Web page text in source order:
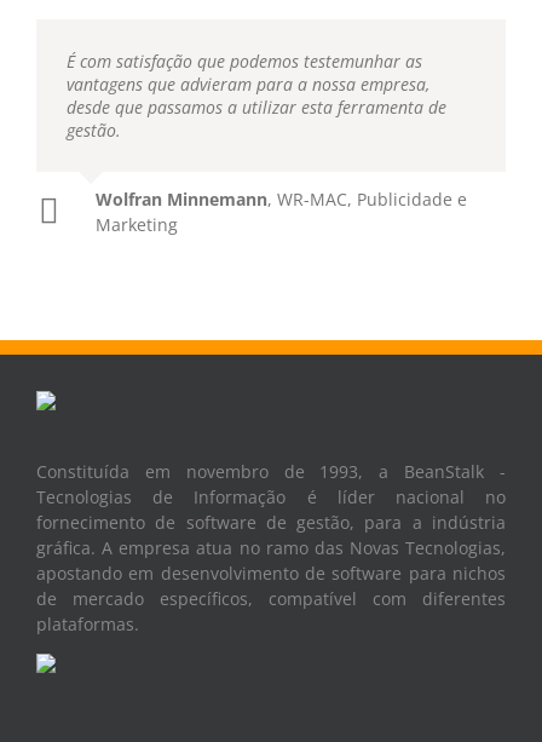
É com satisfação que podemos testemunhar as
vantagens que advieram para a nossa empresa,
desde que passamos a utilizar esta ferramenta de
gestão.
Wolfran Minnemann
WR-MAC, Publicidade e
Marketing
Constituída em novembro de 1993, a BeanStalk -
Tecnologias de Informação é líder nacional no
fornecimento de software de gestão, para a indústria
gráfica. A empresa atua no ramo das Novas Tecnologias,
apostando em desenvolvimento de software para nichos
de mercado específicos, compatível com diferentes
plataformas.